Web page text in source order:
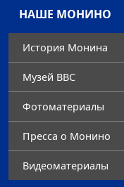
НАШЕ МОНИНО
История Монина
Музей ВВС
Фотоматериалы
Преccа о Монино
Видеоматериалы